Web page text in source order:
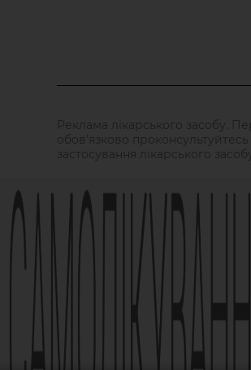
Реклама лікарського засобу.
обов’язково
застосування лікарського
АМІЗОН РП МОЗ України № UA/
Наказ МОЗ № 1994
info@farmak.ua, www.farmak.ua
© Амізон, 2009-2026